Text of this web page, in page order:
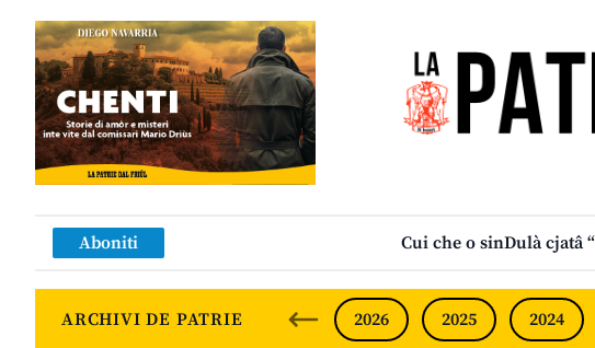
Aboniti Cui che o sinDulà cjatâ
ARCHIVI DE PATRIE 2026 2025 2024